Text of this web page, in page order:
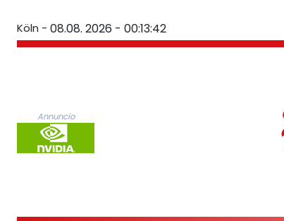
Köln - 08.08. 2026 - 00:13:42
Annuncio